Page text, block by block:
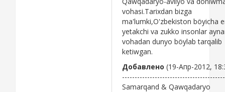
vohasi.Tarixdan bizga
ma'lumki,O'zbekiston böyicha
yetakchi va zukko insonlar
vohadan dunyo böylab tarqalib
ketiwgan.
Добавлено (19-Апр-2012,
Samarqand & Qawqadaryo